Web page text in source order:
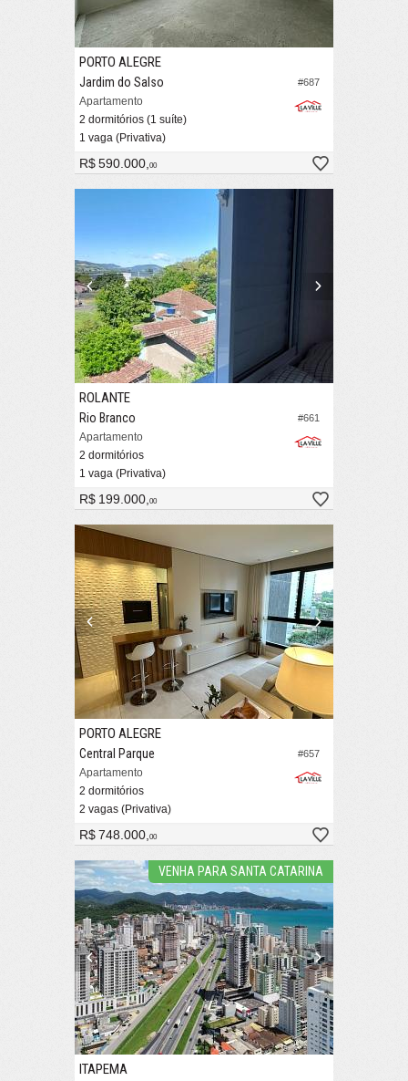
#687
PORTO ALEGRE
Jardim do Salso
Apartamento
2 dormitórios (1 suíte)
1 vaga (Privativa)
R$ 590.000,00
#661
ROLANTE
Rio Branco
Apartamento
2 dormitórios
1 vaga (Privativa)
R$ 199.000,00
#657
PORTO ALEGRE
Central Parque
Apartamento
2 dormitórios
2 vagas (Privativa)
R$ 748.000,00
VENHA PARA SANTA CATARINA
ITAPEMA